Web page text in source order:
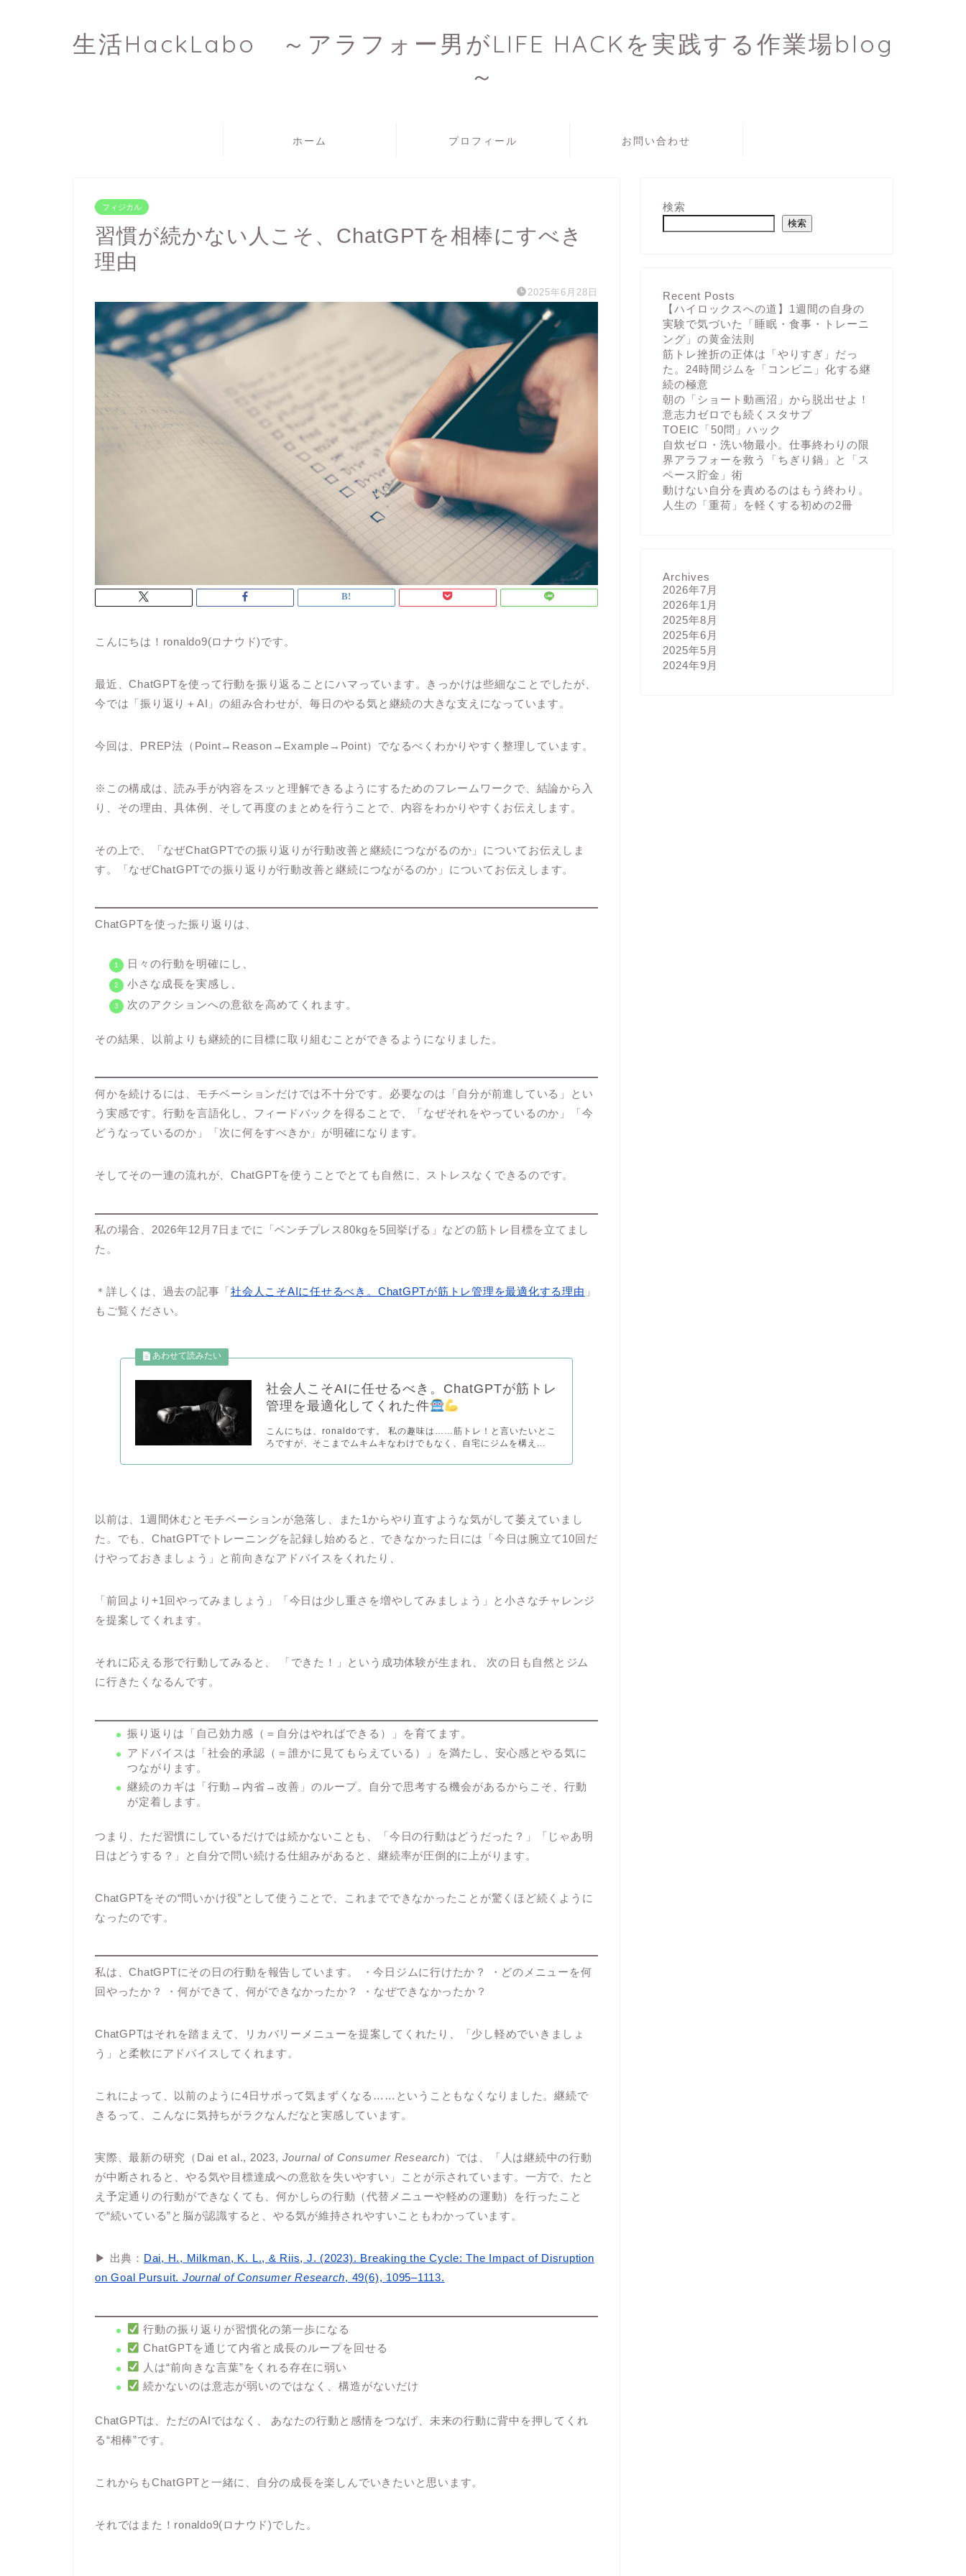
生活HackLabo ～アラフォー男がLIFE HACKを実践する作業場blog
～
ホーム プロフィール お問い合わせ
フィジカル
習慣が続かない人こそ、ChatGPTを相棒にすべき
理由
2025年6月28日
こんにちは！ronaldo9(ロナウド)です。
最近、ChatGPTを使って行動を振り返ることにハマっています。きっかけは些細なことでしたが、
今では「振り返り＋AI」の組み合わせが、毎日のやる気と継続の大きな支えになっています。
今回は、PREP法（Point→Reason→Example→Point）でなるべくわかりやすく整理しています。
※この構成は、読み手が内容をスッと理解できるようにするためのフレームワークで、結論から入
り、その理由、具体例、そして再度のまとめを行うことで、内容をわかりやすくお伝えします。
その上で、「なぜChatGPTでの振り返りが行動改善と継続につながるのか」についてお伝えしま
す。「なぜChatGPTでの振り返りが行動改善と継続につながるのか」についてお伝えします。
ChatGPTを使った振り返りは、
日々の行動を明確にし、
小さな成長を実感し、
次のアクションへの意欲を高めてくれます。
その結果、以前よりも継続的に目標に取り組むことができるようになりました。
何かを続けるには、モチベーションだけでは不十分です。必要なのは「自分が前進している」とい
う実感です。行動を言語化し、フィードバックを得ることで、「なぜそれをやっているのか」「今
どうなっているのか」「次に何をすべきか」が明確になります。
そしてその一連の流れが、ChatGPTを使うことでとても自然に、ストレスなくできるのです。
私の場合、2026年12月7日までに「ベンチプレス80kgを5回挙げる」などの筋トレ目標を立てまし
た。
＊詳しくは、過去の記事「社会人こそAIに任せるべき。ChatGPTが筋トレ管理を最適化する理由 」
もご覧ください。
社会人こそAIに任せるべき。ChatGPTが筋トレ
管理を最適化してくれた件
こんにちは、ronaldoです。 私の趣味は……筋トレ！と言いたいとこ
ろですが、そこまでムキムキなわけでもなく、自宅にジムを構え...
以前は、1週間休むとモチベーションが急落し、また1からやり直すような気がして萎えていまし
た。でも、ChatGPTでトレーニングを記録し始めると、できなかった日には「今日は腕立て10回だ
けやっておきましょう」と前向きなアドバイスをくれたり、
「前回より+1回やってみましょう」「今日は少し重さを増やしてみましょう」と小さなチャレンジ
を提案してくれます。
それに応える形で行動してみると、 「できた！」という成功体験が生まれ、 次の日も自然とジム
に行きたくなるんです。
振り返りは「自己効力感（＝自分はやればできる）」を育てます。
アドバイスは「社会的承認（＝誰かに見てもらえている）」を満たし、安心感とやる気に
つながります。
継続のカギは「行動→内省→改善」のループ。自分で思考する機会があるからこそ、行動
が定着します。
つまり、ただ習慣にしているだけでは続かないことも、「今日の行動はどうだった？」「じゃあ明
日はどうする？」と自分で問い続ける仕組みがあると、継続率が圧倒的に上がります。
ChatGPTをその“問いかけ役”として使うことで、これまでできなかったことが驚くほど続くように
なったのです。
私は、ChatGPTにその日の行動を報告しています。 ・今日ジムに行けたか？ ・どのメニューを何
回やったか？ ・何ができて、何ができなかったか？ ・なぜできなかったか？
ChatGPTはそれを踏まえて、リカバリーメニューを提案してくれたり、「少し軽めでいきましょ
う」と柔軟にアドバイスしてくれます。
これによって、以前のように4日サボって気まずくなる……ということもなくなりました。継続で
きるって、こんなに気持ちがラクなんだなと実感しています。
実際、最新の研究（Dai et al., 2023, Journal of Consumer Research）では、「人は継続中の行動
が中断されると、やる気や目標達成への意欲を失いやすい」ことが示されています。一方で、たと
え予定通りの行動ができなくても、何かしらの行動（代替メニューや軽めの運動）を行ったこと
で“続いている”と脳が認識すると、やる気が維持されやすいこともわかっています。
▶ 出典： Dai, H., Milkman, K. L., & Riis, J. (2023). Breaking the Cycle: The Impact of Disruption
on Goal Pursuit. Journal of Consumer Research, 49(6), 1095–1113.
行動の振り返りが習慣化の第一歩になる
ChatGPTを通じて内省と成長のループを回せる
人は“前向きな言葉”をくれる存在に弱い
続かないのは意志が弱いのではなく、構造がないだけ
ChatGPTは、ただのAIではなく、 あなたの行動と感情をつなげ、未来の行動に背中を押してくれ
る“相棒”です。
これからもChatGPTと一緒に、自分の成長を楽しんでいきたいと思います。
それではまた！ronaldo9(ロナウド)でした。
検索
検索
Recent Posts
【ハイロックスへの道】1週間の自身の
実験で気づいた「睡眠・食事・トレーニ
ング」の黄金法則
筋トレ挫折の正体は「やりすぎ」だっ
た。24時間ジムを「コンビニ」化する継
続の極意
朝の「ショート動画沼」から脱出せよ！
意志力ゼロでも続くスタサプ
TOEIC「50問」ハック
自炊ゼロ・洗い物最小。仕事終わりの限
界アラフォーを救う「ちぎり鍋」と「ス
ペース貯金」術
動けない自分を責めるのはもう終わり。
人生の「重荷」を軽くする初めの2冊
Archives
2026年7月
2026年1月
2025年8月
2025年6月
2025年5月
2024年9月